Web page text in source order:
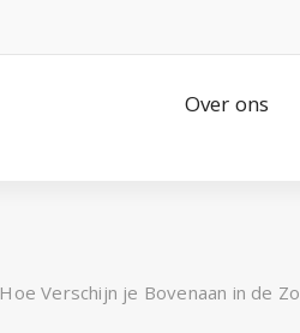
Over ons
Hoe Verschijn je Bovenaan in de